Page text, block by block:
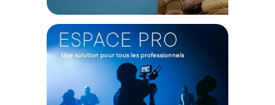
E/S de l'émetteur : 1x USB-C
Port de la poignée : 1x UBB-C, 1x DC (7.4V)
Distance de contrôle : 100 m
Écran tactile : Oui
Indicateur : LED
CONTENU DU CARTON